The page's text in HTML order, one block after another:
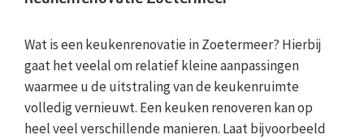
Wat is een keukenrenovatie in Zoetermeer? Hierbij
gaat het veelal om relatief kleine aanpassingen
waarmee u de uitstraling van de keukenruimte
volledig vernieuwt. Een keuken renoveren kan op
heel veel verschillende manieren. Laat bijvoorbeeld